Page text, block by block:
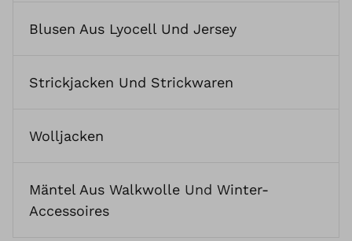
Blusen Aus Lyocell Und Jersey
Strickjacken Und Strickwaren
Wolljacken
Mäntel Aus Walkwolle Und Winter-
Accessoires